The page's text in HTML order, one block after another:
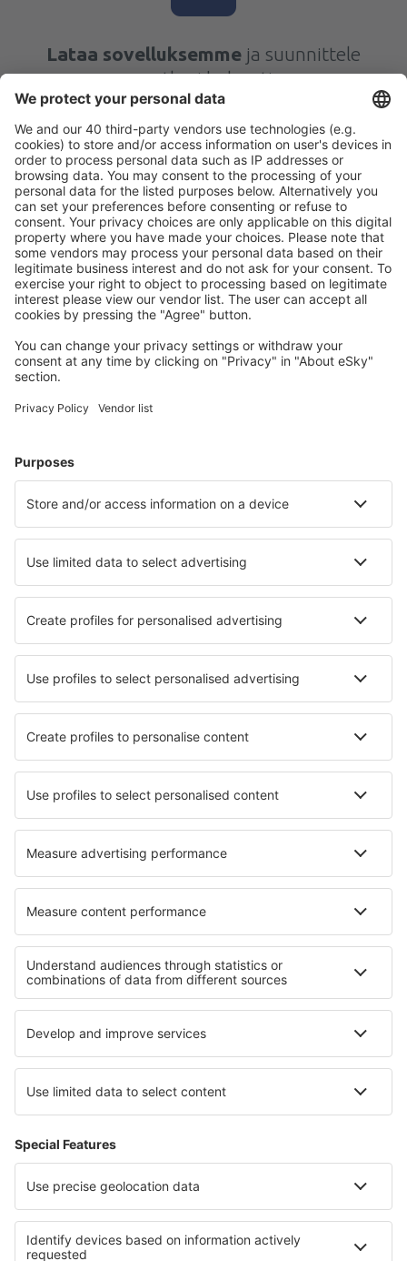
Lataa sovelluksemme ja suunnittele
matkasi helposti
Suunnittele matkasi
Halvat lennot
Kaupunkilomat
Lomamatkat
Majoitus
Lento+Hotelli
Hotellit
Kuljetukset
Lue lisää
Lentoyhtiöt
FlexFlight
Lufthansa
Wizz Air
Norwegian
KLM
SAS
Turkish Airlines
Air Baltic
Tietoa eSkysta
Sopimusehdot
Omat varaukset
Tietosuojakäytäntö
Tuki ja yhteystiedot
Yksityisyys
Maat
Kansainväliset sivut
eSky.eu eSky.com eDestinos.com